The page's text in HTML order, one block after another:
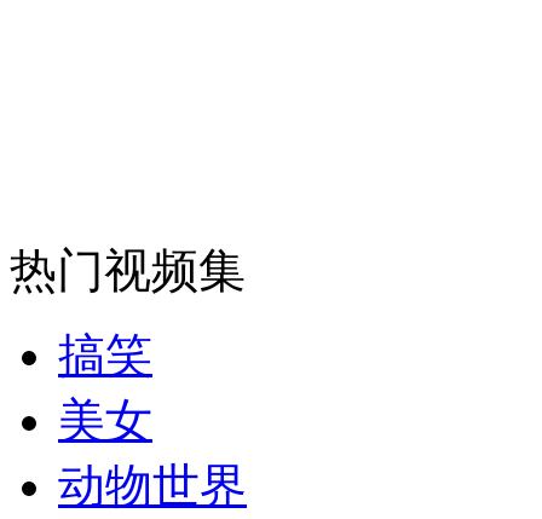
热门视频集
搞笑
美女
动物世界